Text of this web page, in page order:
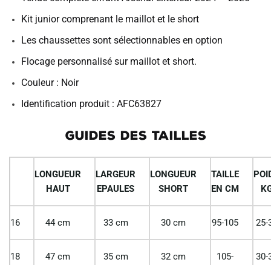
Kit junior comprenant le maillot et le short
Les chaussettes sont sélectionnables en option
Flocage personnalisé sur maillot et short.
Couleur : Noir
Identification produit : AFC63827
GUIDES DES TAILLES
LONGUEUR
HAUT
LARGEUR
EPAULES
LONGUEUR
SHORT
TAILLE
EN CM
16 44 cm 33 cm 30 cm 95-105 25-
18 47 cm 35 cm 32 cm
105-
30-